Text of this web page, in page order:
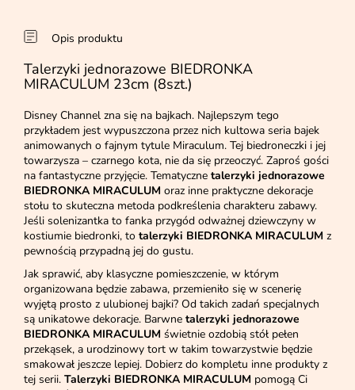
Opis produktu
Talerzyki jednorazowe BIEDRONKA
MIRACULUM 23cm (8szt.)
Disney Channel zna się na bajkach. Najlepszym tego
przykładem jest wypuszczona przez nich kultowa seria bajek
animowanych o fajnym tytule Miraculum. Tej biedroneczki i jej
towarzysza – czarnego kota, nie da się przeoczyć. Zaproś gości
na fantastyczne przyjęcie. Tematyczne talerzyki jednorazowe
BIEDRONKA MIRACULUM oraz inne praktyczne dekoracje
stołu to skuteczna metoda podkreślenia charakteru zabawy.
Jeśli solenizantka to fanka przygód odważnej dziewczyny w
kostiumie biedronki, to talerzyki BIEDRONKA MIRACULUM z
pewnością przypadną jej do gustu.
Jak sprawić, aby klasyczne pomieszczenie, w którym
organizowana będzie zabawa, przemieniło się w scenerię
wyjętą prosto z ulubionej bajki? Od takich zadań specjalnych
są unikatowe dekoracje. Barwne talerzyki jednorazowe
BIEDRONKA MIRACULUM świetnie ozdobią stół pełen
przekąsek, a urodzinowy tort w takim towarzystwie będzie
smakował jeszcze lepiej. Dobierz do kompletu inne produkty z
tej serii. Talerzyki BIEDRONKA MIRACULUM pomogą Ci